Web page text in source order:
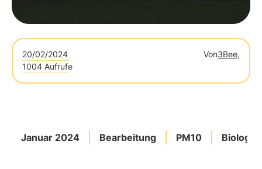
20/02/2024 Von3Bee,
1004 Aufrufe
Januar 2024 Bearbeitung PM10